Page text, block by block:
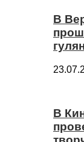
В
В